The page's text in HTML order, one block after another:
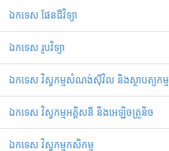
ឯកទេស ផែនដីវិទ្យា
ឯកទេស រូបវិទ្យា
ឯកទេស វិស្វកម្មសំណង់ស៊ីវិល និងស្ថាបត្យកម្ម
ឯកទេស វិស្វកម្មអគ្គិសនី និងអេឡិចត្រូនិច
ឯកទេស វិស្វកម្មកសិកម្ម